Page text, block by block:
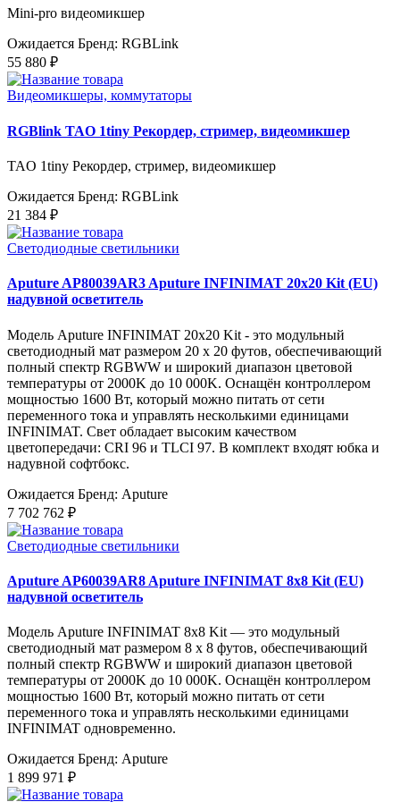
Mini-pro видеомикшер
Ожидается Бренд: RGBLink
55 880 ₽
Видеомикшеры, коммутаторы
RGBlink TAO 1tiny Рекордер, стример, видеомикшер
TAO 1tiny Рекордер, стример, видеомикшер
Ожидается Бренд: RGBLink
21 384 ₽
Светодиодные светильники
Aputure AP80039AR3 Aputure INFINIMAT 20x20 Kit (EU)
надувной осветитель
Модель Aputure INFINIMAT 20x20 Kit - это модульный
светодиодный мат размером 20 x 20 футов, обеспечивающий
полный спектр RGBWW и широкий диапазон цветовой
температуры от 2000K до 10 000K. Оснащён контроллером
мощностью 1600 Вт, который можно питать от сети
переменного тока и управлять несколькими единицами
INFINIMAT. Свет обладает высоким качеством
цветопередачи: CRI 96 и TLCI 97. В комплект входят юбка и
надувной софтбокс.
Ожидается Бренд: Aputure
7 702 762 ₽
Светодиодные светильники
Aputure AP60039AR8 Aputure INFINIMAT 8x8 Kit (EU)
надувной осветитель
Модель Aputure INFINIMAT 8x8 Kit — это модульный
светодиодный мат размером 8 x 8 футов, обеспечивающий
полный спектр RGBWW и широкий диапазон цветовой
температуры от 2000K до 10 000K. Оснащён контроллером
мощностью 1600 Вт, который можно питать от сети
переменного тока и управлять несколькими единицами
INFINIMAT одновременно.
Ожидается Бренд: Aputure
1 899 971 ₽